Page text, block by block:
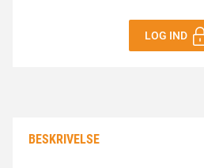
LOG IND
BESKRIVELSE